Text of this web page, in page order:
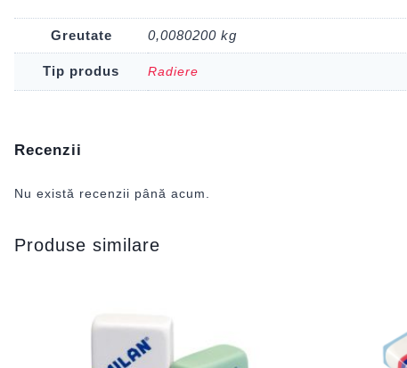
Greutate 0,0080200 kg
Tip produs Radiere
Recenzii
Nu există recenzii până acum.
Produse similare